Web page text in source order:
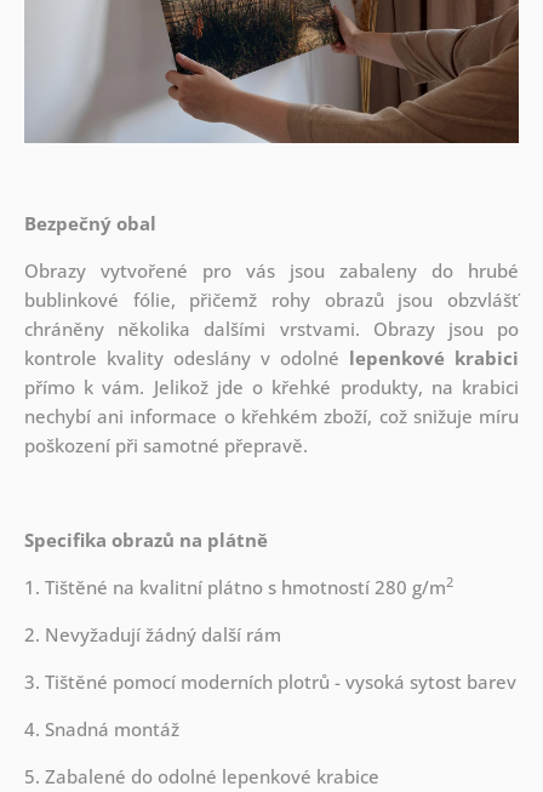
Bezpečný obal
Obrazy vytvořené pro vás jsou zabaleny do hrubé
bublinkové fólie, přičemž rohy obrazů jsou obzvlášť
chráněny několika dalšími vrstvami. Obrazy jsou po
kontrole kvality odeslány v odolné lepenkové krabici
přímo k vám. Jelikož jde o křehké produkty, na krabici
nechybí ani informace o křehkém zboží, což snižuje míru
poškození při samotné přepravě.
Specifika obrazů na plátně
1. Tištěné na kvalitní plátno s hmotností 280 g/m2
2. Nevyžadují žádný další rám
3. Tištěné pomocí moderních plotrů - vysoká sytost barev
4. Snadná montáž
5. Zabalené do odolné lepenkové krabice